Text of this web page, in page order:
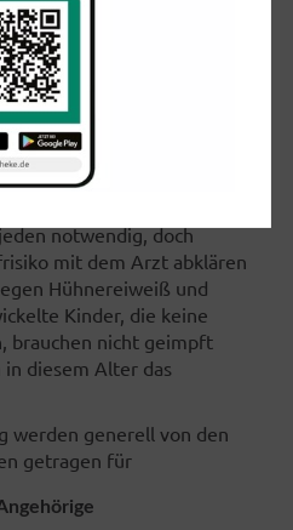
für die jeweils aktuellen
Vor Viren eines anderen
Schutz. Außerdem
nicht
Spontanviren -
durch den Impfstoff
der Impfstoff keinen Schutz
notwendig, doch
mit dem Arzt abklären
Hühnereiweiß und
Kinder, die keine
brauchen nicht geimpft
diesem Alter das
werden generell von den
getragen für